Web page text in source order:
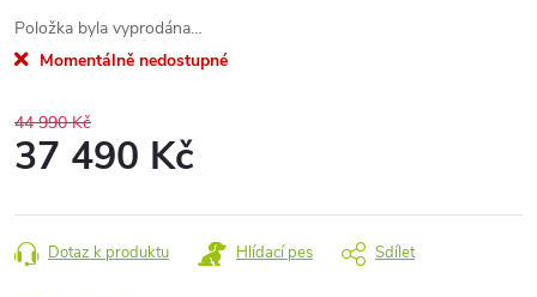
Položka byla vyprodána…
Momentálně nedostupné
44 990 Kč
37 490 Kč
cena:
Dotaz k produktu Hlídací pes Sdílet